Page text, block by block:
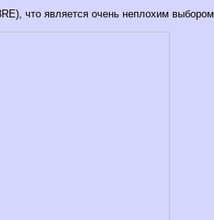
что является очень неплохим выбором.